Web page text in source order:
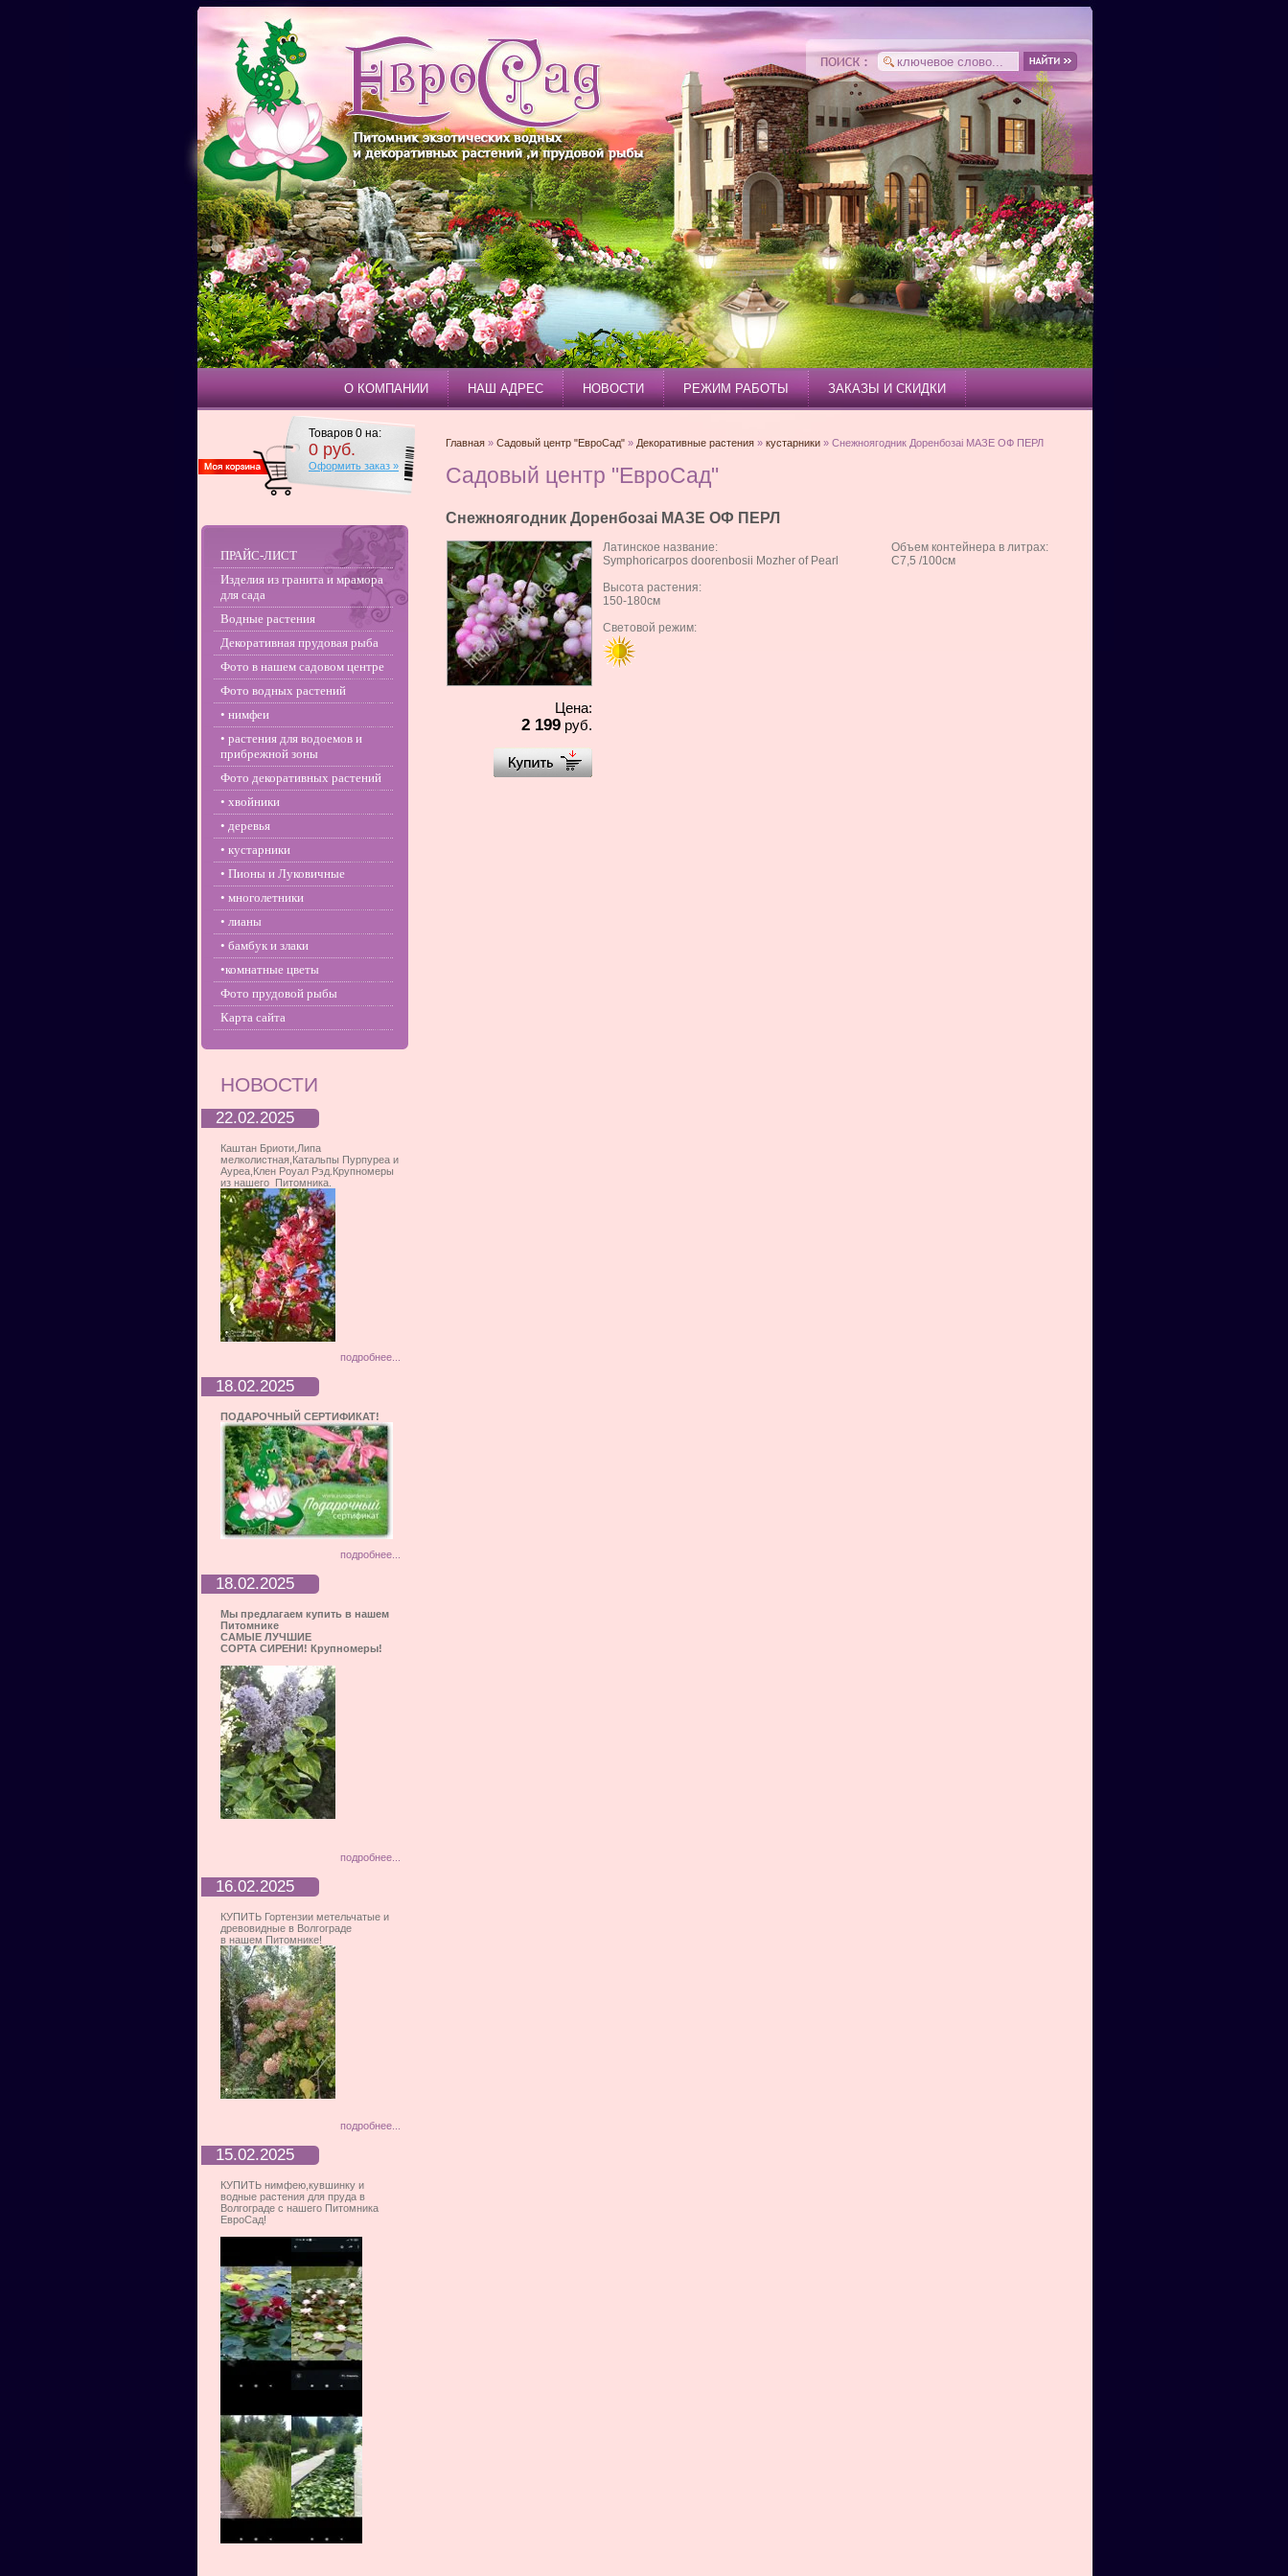
О КОМПАНИИ НАШ АДРЕС НОВОСТИ РЕЖИМ РАБОТЫ ЗАКАЗЫ И СКИДКИ
Товаров 0 на:
0 руб.
Оформить заказ »
ПРАЙС-ЛИСТ
Изделия из гранита и мрамора
для сада
Водные растения
Декоративная прудовая рыба
Фото в нашем садовом центре
Фото водных растений
• нимфеи
• растения для водоемов и
прибрежной зоны
Фото декоративных растений
• хвойники
• деревья
• кустарники
• Пионы и Луковичные
• многолетники
• лианы
• бамбук и злаки
•комнатные цветы
Фото прудовой рыбы
Карта сайта
НОВОСТИ
22.02.2025
Каштан Бриоти,Липа
мелколистная,Катальпы Пурпуреа и
Ауреа,Клен Роуал Рэд.Крупномеры
из нашего Питомника.
подробнее...
18.02.2025
ПОДАРОЧНЫЙ СЕРТИФИКАТ!
подробнее...
18.02.2025
Мы предлагаем купить в нашем
Питомнике
САМЫЕ ЛУЧШИЕ
СОРТА СИРЕНИ! Крупномеры!
подробнее...
16.02.2025
КУПИТЬ Гортензии метельчатые и
древовидные в Волгограде
в нашем Питомнике!
подробнее...
15.02.2025
КУПИТЬ нимфею,кувшинку и
водные растения для пруда в
Волгограде с нашего Питомника
ЕвроСад!
Главная » Садовый центр "ЕвроСад" » Декоративные растения » кустарники » Снежноягодник Доренбозаi МАЗЕ ОФ ПЕРЛ
Садовый центр "ЕвроСад"
Снежноягодник Доренбозаi МАЗЕ ОФ ПЕРЛ
Цена:
2 199 руб.
Латинское название:
Symphoricarpos doorenbosii Mozher of Pearl
Высота растения:
150-180см
Световой режим:
Объем контейнера в литрах:
С7,5 /100см